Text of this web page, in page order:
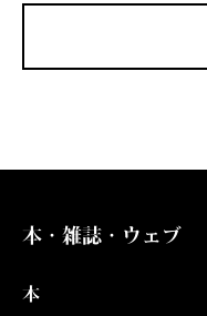
本・雑誌・ウェブ
本